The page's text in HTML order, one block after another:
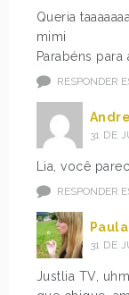
Queria
mimi
Parabéns
RESPONDER
31 DE
Lia, você
RESPONDER
Paula
31 DE
Justlia TV,